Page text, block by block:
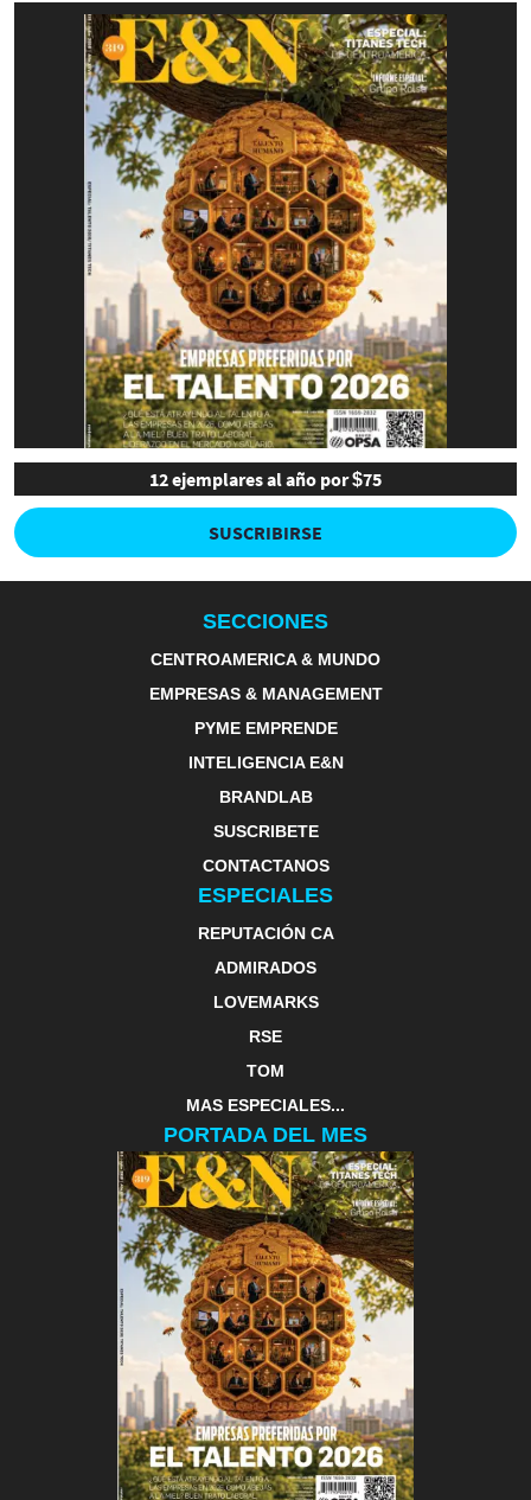
12 ejemplares al año por $75
SUSCRIBIRSE
SECCIONES
CENTROAMERICA & MUNDO
EMPRESAS & MANAGEMENT
PYME EMPRENDE
INTELIGENCIA E&N
BRANDLAB
SUSCRIBETE
CONTACTANOS
ESPECIALES
REPUTACIÓN CA
ADMIRADOS
LOVEMARKS
RSE
TOM
MAS ESPECIALES...
PORTADA DEL MES